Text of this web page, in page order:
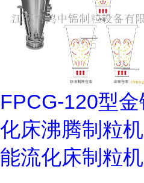
FPCG-120型
化床沸腾制粒
能流化床制粒机